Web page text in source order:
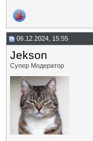
06.12.2024, 15:55
Jekson
Супер Модератор